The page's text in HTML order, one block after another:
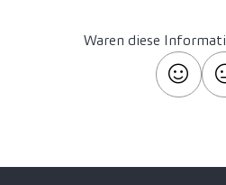
Waren diese